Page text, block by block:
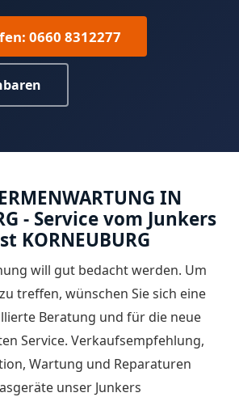
0660 8312277
IN
- Service vom Junkers
KORNEUBURG
will gut bedacht werden. Um
treffen, wünschen Sie sich eine
Beratung und für die neue
Service. Verkaufsempfehlung,
Wartung und Reparaturen
unser Junkers